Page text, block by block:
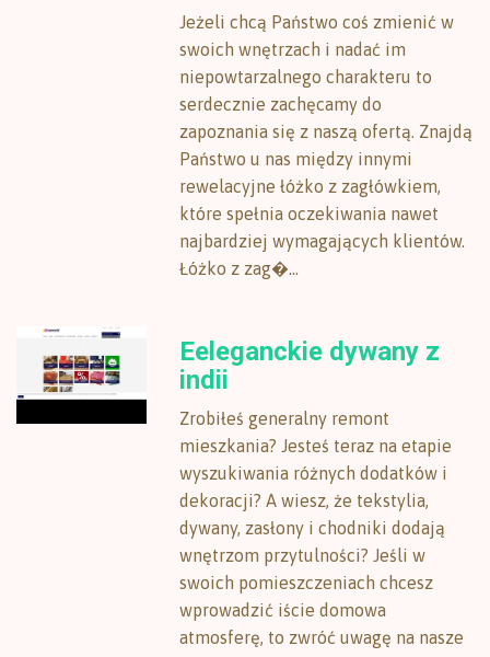
Jeżeli chcą Państwo coś zmienić w
swoich wnętrzach i nadać im
niepowtarzalnego charakteru to
serdecznie zachęcamy do
zapoznania się z naszą ofertą. Znajdą
Państwo u nas między innymi
rewelacyjne łóżko z zagłówkiem,
które spełnia oczekiwania nawet
najbardziej wymagających klientów.
Łóżko z zag�...
Eeleganckie dywany z
indii
Zrobiłeś generalny remont
mieszkania? Jesteś teraz na etapie
wyszukiwania różnych dodatków i
dekoracji? A wiesz, że tekstylia,
dywany, zasłony i chodniki dodają
wnętrzom przytulności? Jeśli w
swoich pomieszczeniach chcesz
wprowadzić iście domowa
atmosferę, to zwróć uwagę na nasze